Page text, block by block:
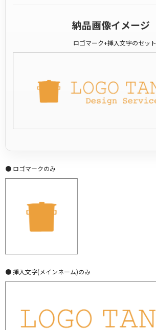
納品画像イメージ
ロゴマーク+挿入文字のセット
● ロゴマークのみ
● 挿入文字(メインネーム)のみ